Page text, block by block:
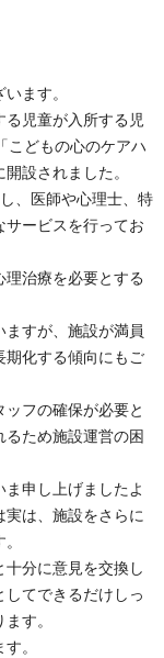
ます。
児童が入所する児
こどもの心のケアハ
設されました。
、医師や心理士、特
サービスを行ってお
治療を必要とする
すが、施設が満員
期化する傾向にもご
フの確保が必要と
ため施設運営の困
申し上げましたよ
は、施設をさらに
分に意見を交換し
てできるだけしっ
す。
。